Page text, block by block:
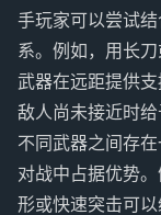
手玩家可以尝试
系。例如，用长
武器在远距提供
敌人尚未接近时给
不同武器之间存
对战中占据优势
形或快速突击可